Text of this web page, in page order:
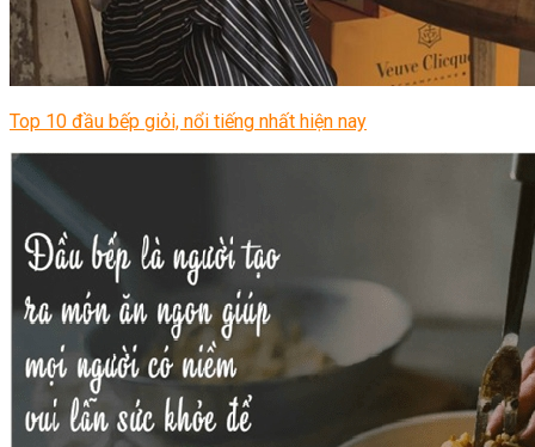
Top 10 đầu bếp giỏi, nổi tiếng nhất hiện nay